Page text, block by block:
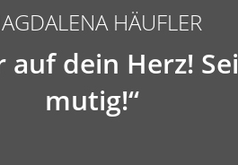
HÄUFLER
auf dein Herz! Sei
mutig!“